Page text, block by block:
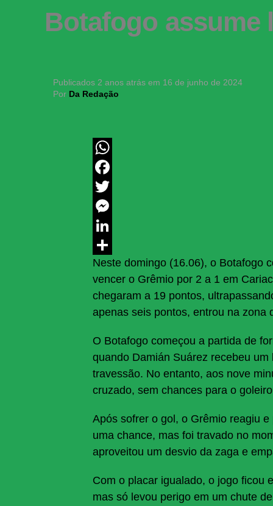
Botafogo assume
Publicados 2 anos atrás em 16 de junho de 2024
Por Da Redação
WhatsApp
Facebook
Twitter
Messenger
LinkedIn
Share
Neste domingo (16.06), o Botafogo
vencer o Grêmio por 2 a 1 em
chegaram a 19 pontos,
apenas seis pontos, entrou na zona
O Botafogo começou a partida de
quando Damián Suárez recebeu
travessão. No entanto, aos nove
cruzado, sem chances para o
Após sofrer o gol, o Grêmio reagiu
uma chance, mas foi travado no
aproveitou um desvio da zaga e
Com o placar igualado, o jogo ficou
mas só levou perigo em um chute